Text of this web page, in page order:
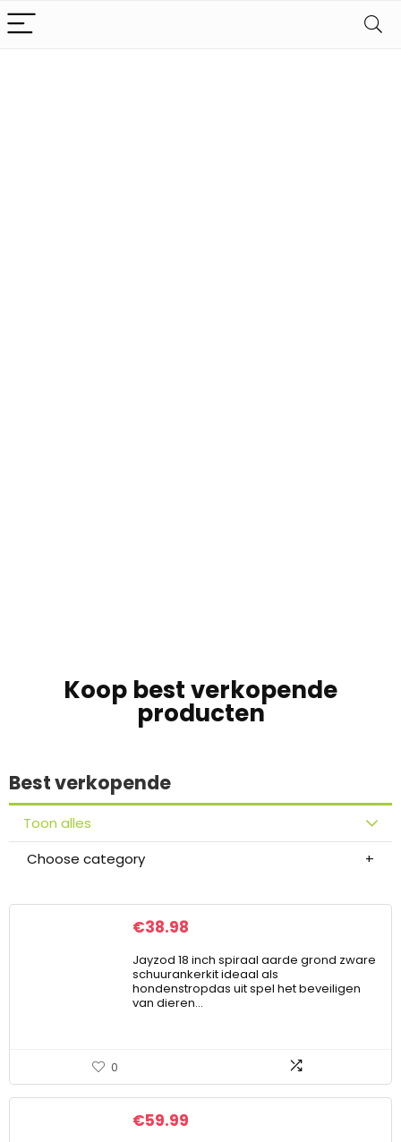
Koop best verkopende
producten
Best verkopende
Toon alles
Choose category
€38.98
Jayzod 18 inch spiraal aarde grond zware
schuurankerkit ideaal als
hondenstropdas uit spel het beveiligen
van dieren…
0
€59.99